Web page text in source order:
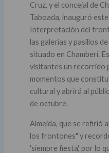
Cruz, y el concejal de
Taboada, inauguró
Interpretación del
las galerías y pasillos
situado en Chamberí.
visitantes un recorrido
momentos que
cultural y abrirá al
de octubre.
Almeida, que se refirió
los frontones" y
'siempre fiesta', por lo